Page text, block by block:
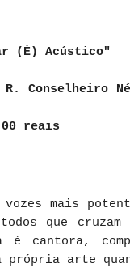
(É) Acústico"
Conselheiro
reais
mais
que
cantora,
arte